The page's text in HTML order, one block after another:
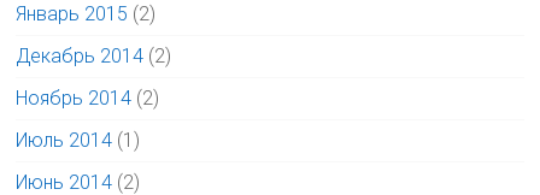
Январь 2015 (2)
Декабрь 2014 (2)
Ноябрь 2014 (2)
Июль 2014 (1)
Июнь 2014 (2)